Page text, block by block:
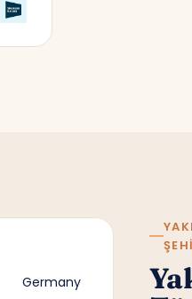
Germany